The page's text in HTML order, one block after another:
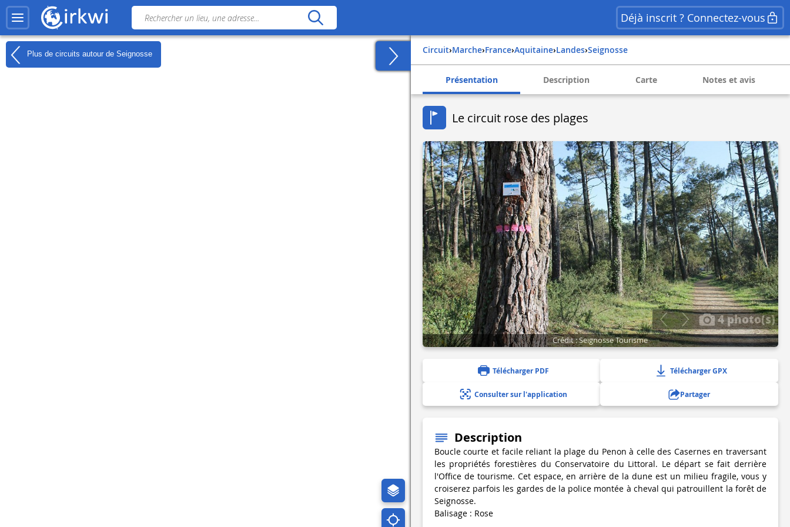
Déjà inscrit ? Connectez-vous
Plus de circuits autour de Seignosse Circuit› Marche› france› aquitaine› landes› seignosse
Présentation Description Carte Notes et avis
Le circuit rose des plages
4 photo(s)
Crédit : Seignosse Tourisme
Télécharger PDF Télécharger GPX
Consulter sur l'application Partager
Description
Boucle courte et facile reliant la plage du Penon à celle des Casernes en traversant
les propriétés forestières du Conservatoire du Littoral. Le départ se fait derrière
l'Office de tourisme. Cet espace, en arrière de la dune est un milieu fragile, vous y
croiserez parfois les gardes de la police montée à cheval qui patrouillent la forêt de
Seignosse.
Balisage : Rose